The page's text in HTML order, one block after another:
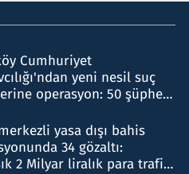
Cumhuriyet
yeni nesil suç
operasyon: 50 şüpheli
yasa dışı bahis
34 gözaltı:
2 Milyar liralık para trafiği